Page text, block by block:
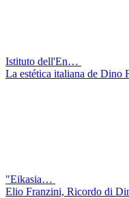
Istituto dell'En…
La estética italiana de Dino
"Eikasia…
Elio Franzini, Ricordo di